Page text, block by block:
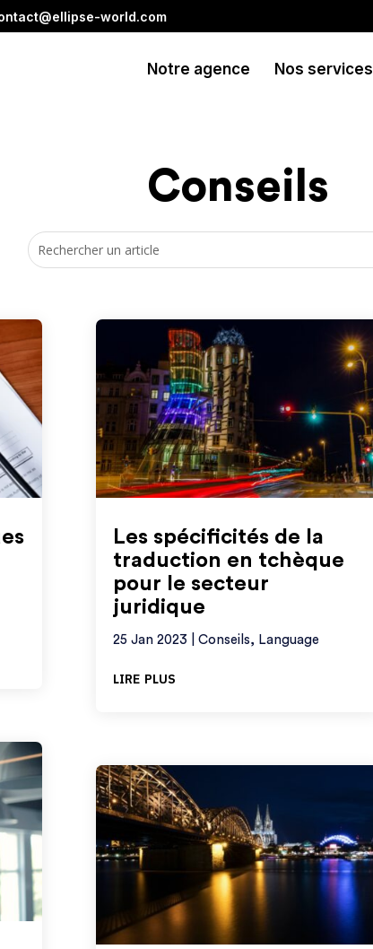
world.com
Notre agence Nos services
Conseils
Les spécificités de la
traduction en tchèque
pour le secteur
juridique
25 Jan 2023 Conseils, Language
lire plus